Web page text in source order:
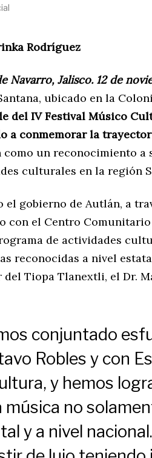
Rodríguez
Navarro, Jalisco. 12 de
ubicado en la
del IV Festival Músico
a conmemorar la
como un reconocimiento a
culturales en la región
el gobierno de Autlán, a
con el Centro
de actividades
reconocidas a nivel
Tiopa Tlanextli, el Dr.
conjuntado
Robles y con
y hemos
música no
y a nivel